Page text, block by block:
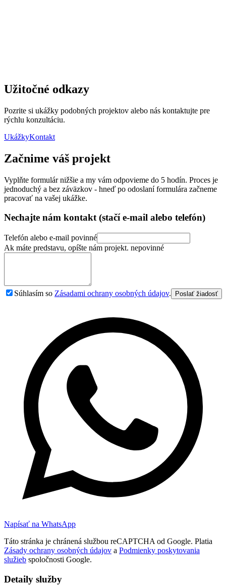
Užitočné odkazy
Pozrite si ukážky podobných projektov alebo nás kontaktujte pre
rýchlu konzultáciu.
UkážkyKontakt
Začnime váš projekt
Vyplňte formulár nižšie a my vám odpovieme do 5 hodín. Proces je
jednoduchý a bez záväzkov - hneď po odoslaní formulára začneme
pracovať na vašej ukážke.
Nechajte nám kontakt (stačí e-mail alebo telefón)
Telefón alebo e-mail povinné
Ak máte predstavu, opíšte nám projekt. nepovinné
Súhlasím so Zásadami ochrany osobných údajov. Poslať žiadosť
Napísať na WhatsApp
Táto stránka je chránená službou reCAPTCHA od Google. Platia
Zásady ochrany osobných údajov a Podmienky poskytovania
služieb spoločnosti Google.
Detaily služby